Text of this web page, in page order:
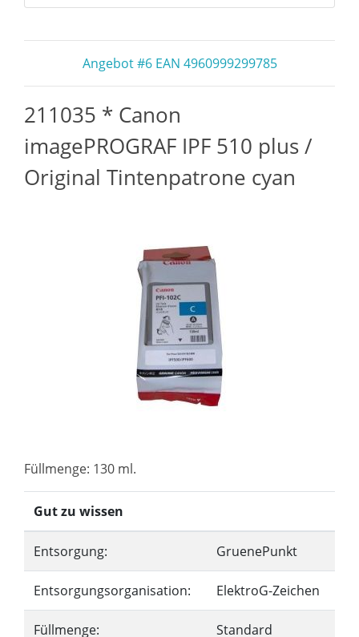
Angebot #6 EAN 4960999299785
211035 * Canon
imagePROGRAF IPF 510 plus /
Original Tintenpatrone cyan
Füllmenge: 130 ml.
Gut zu wissen
Entsorgung: GruenePunkt
Entsorgungsorganisation: ElektroG-Zeichen
Füllmenge: Standard